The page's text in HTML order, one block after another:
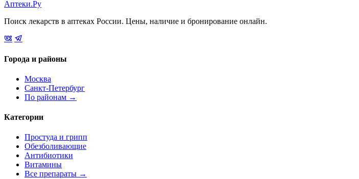
Аптеки.Ру
Поиск лекарств в аптеках России. Цены, наличие и бронирование онлайн.
Города и районы
Москва
Санкт-Петербург
По районам →
Категории
Простуда и грипп
Обезболивающие
Антибиотики
Витамины
Все препараты →